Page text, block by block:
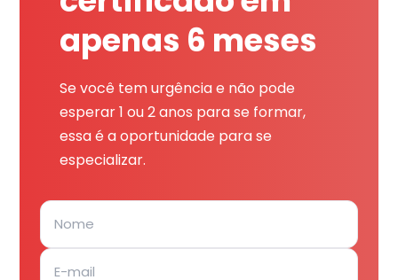
apenas 6 meses
Se você tem urgência e não pode
esperar 1 ou 2 anos para se formar,
essa é a oportunidade para se
especializar.